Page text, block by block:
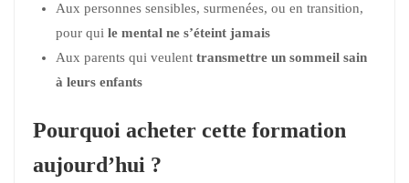
Aux personnes sensibles, surmenées, ou en transition,
pour qui le mental ne s’éteint jamais
Aux parents qui veulent transmettre un sommeil sain
à leurs enfants
Pourquoi acheter cette formation
aujourd’hui ?